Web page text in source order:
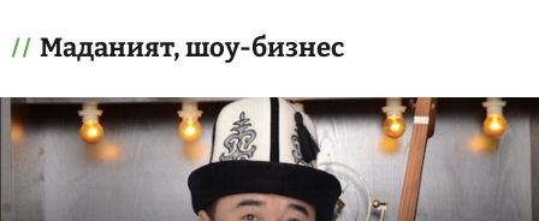
Маданият, шоу-бизнес